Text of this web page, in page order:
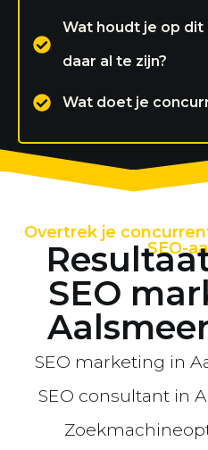
Wat houdt je op
daar al te zijn?
Wat doet je
Overtrek je
SEO-
SEO
SEO marketing in
SEO consultant in